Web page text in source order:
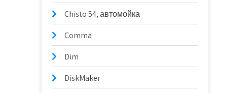
Chisto 54, автомойка
Comma
Dim
DiskMaker